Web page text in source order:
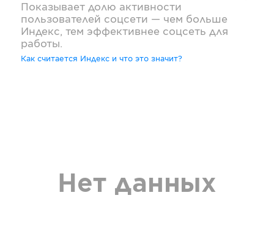
Показывает долю активности
пользователей соцсети — чем больше
Индекс, тем эффективнее соцсеть для
работы.
Как считается Индекс и что это значит?
Нет данных